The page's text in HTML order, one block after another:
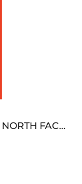
ノースフェイス 偽物 ダウン人気【THE NORTH FACE】M'S 7 SUMMIT HIM...